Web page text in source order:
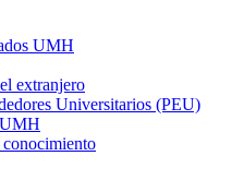
UMH
extranjero
Universitarios (PEU)